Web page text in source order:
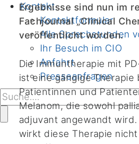
Kontakt
Kontaktformular
Alle Sprechstunden
Ihr Besuch im CIO
Anfahrt
Presseanfragen
Ergebnisse sind nun im
Fachjournal „Clinical
veröffentlicht worden.
Die Immuntherapie mit
ist eine gängige Therapie
Patientinnen und
Melanom, die sowohl
adjuvant angewandt wird.
wirkt diese Therapie